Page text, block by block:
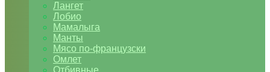
Лангет
Лобио
Мамалыга
Манты
Мясо по-французски
Омлет
Отбивные